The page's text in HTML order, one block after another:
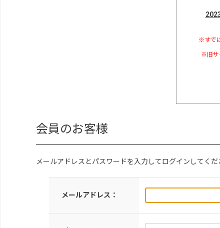
※すで
※旧サ
会員のお客様
メールアドレスとパスワードを入力してログインしてくだ
メールアドレス：